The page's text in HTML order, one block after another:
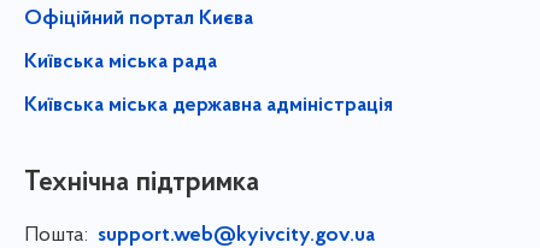
Офіційний портал Києва
Київська міська рада
Київська міська державна адміністрація
Технічна підтримка
Пошта: support.web@kyivcity.gov.ua